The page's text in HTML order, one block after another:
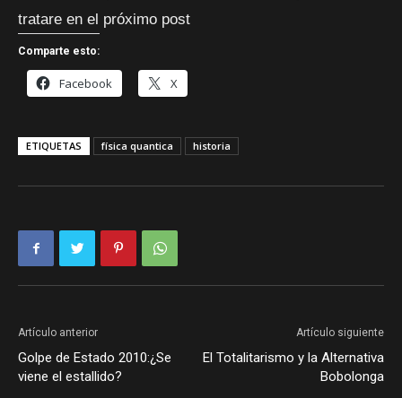
tratare en el próximo post
Comparte esto:
Facebook X
ETIQUETAS física quantica historia
Artículo anterior
Golpe de Estado 2010:¿Se
viene el estallido?
Artículo siguiente
El Totalitarismo y la Alternativa
Bobolonga